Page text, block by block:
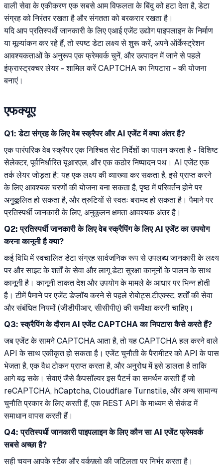
वाली सेवा के एकीकरण एक सबसे आम विफलता के बिंदु को हटा देता है, डेटा
संग्रह को निरंतर रखता है और संगतता को बरकरार रखता है।
यदि आप प्रतिस्पर्धी जानकारी के लिए एआई एजेंट उद्योग पाइपलाइन के निर्माण
या मूल्यांकन कर रहे हैं, तो स्पष्ट डेटा लक्ष्य से शुरू करें, अपने ऑर्केस्ट्रेशन
आवश्यकताओं के अनुरूप एक फ्रेमवर्क चुनें, और उत्पादन में जाने से पहले
इंफ्रास्ट्रक्चर लेयर - शामिल करें CAPTCHA का निपटारा - की योजना
बनाएं।
एफक्यूए
Q1: डेटा संग्रह के लिए वेब स्क्रैपर और AI एजेंट में क्या अंतर है?
एक पारंपरिक वेब स्क्रैपर एक निश्चित सेट निर्देशों का पालन करता है - विशिष्ट
सेलेक्टर, पूर्वनिर्धारित यूआरएल, और एक कठोर निष्पादन पथ। AI एजेंट एक
तर्क लेयर जोड़ता है: यह एक लक्ष्य की व्याख्या कर सकता है, इसे प्राप्त करने
के लिए आवश्यक चरणों की योजना बना सकता है, पृष्ठ में परिवर्तन होने पर
अनुकूलित हो सकता है, और त्रुटियों से स्वतः बरामद हो सकता है। पैमाने पर
प्रतिस्पर्धी जानकारी के लिए, अनुकूलन क्षमता आवश्यक अंतर है।
Q2: प्रतिस्पर्धी जानकारी के लिए वेब स्क्रैपिंग के लिए AI एजेंट का उपयोग
करना कानूनी है क्या?
कई विधि में स्वचालित डेटा संग्रह सार्वजनिक रूप से उपलब्ध जानकारी के लक्ष्य
पर और साइट के शर्तों के सेवा और लागू डेटा सुरक्षा कानूनों के पालन के साथ
कानूनी है। कानूनी ताकत देश और उपयोग के मामले के आधार पर भिन्न होती
है। टीमें पैमाने पर एजेंट डेप्लॉय करने से पहले रोबोट्स.टीएक्स्ट, शर्तों की सेवा
और संबंधित नियमों (जीडीपीआर, सीसीपीए) की समीक्षा करनी चाहिए।
Q3: स्क्रैपिंग के दौरान AI एजेंट CAPTCHA का निपटारा कैसे करते हैं?
जब एजेंट के सामने CAPTCHA आता है, तो यह CAPTCHA हल करने वाले
API के साथ एकीकृत हो सकता है। एजेंट चुनौती के पैरामीटर को API के पास
भेजता है, एक वैध टोकन प्राप्त करता है, और अनुरोध में इसे डालता है ताकि
आगे बढ़ सके। सेवाएं जैसे कैपसॉल्वर इस पैटर्न का समर्थन करती हैं जो
reCAPTCHA, hCaptcha, Cloudflare Turnstile, और अन्य सामान्य
चुनौति प्रकार के लिए करती हैं, एक REST API के माध्यम से सेकंड में
समाधान वापस करती हैं।
Q4: प्रतिस्पर्धी जानकारी पाइपलाइन के लिए कौन सा AI एजेंट फ्रेमवर्क
सबसे अच्छा है?
सही चयन आपके स्टैक और वर्कफ़्लो की जटिलता पर निर्भर करता है।